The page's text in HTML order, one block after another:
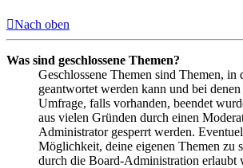
Nach oben
Was sind geschlossene Themen?
Geschlossene Themen sind Themen, in
geantwortet werden kann und bei
Umfrage, falls vorhanden, beendet
aus vielen Gründen durch einen
Administrator gesperrt werden.
Möglichkeit, deine eigenen Themen zu
durch die Board-Administration erlaubt